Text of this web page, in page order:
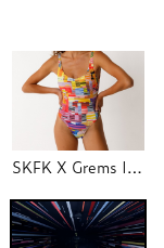
SKFK X Grems Industry 2025